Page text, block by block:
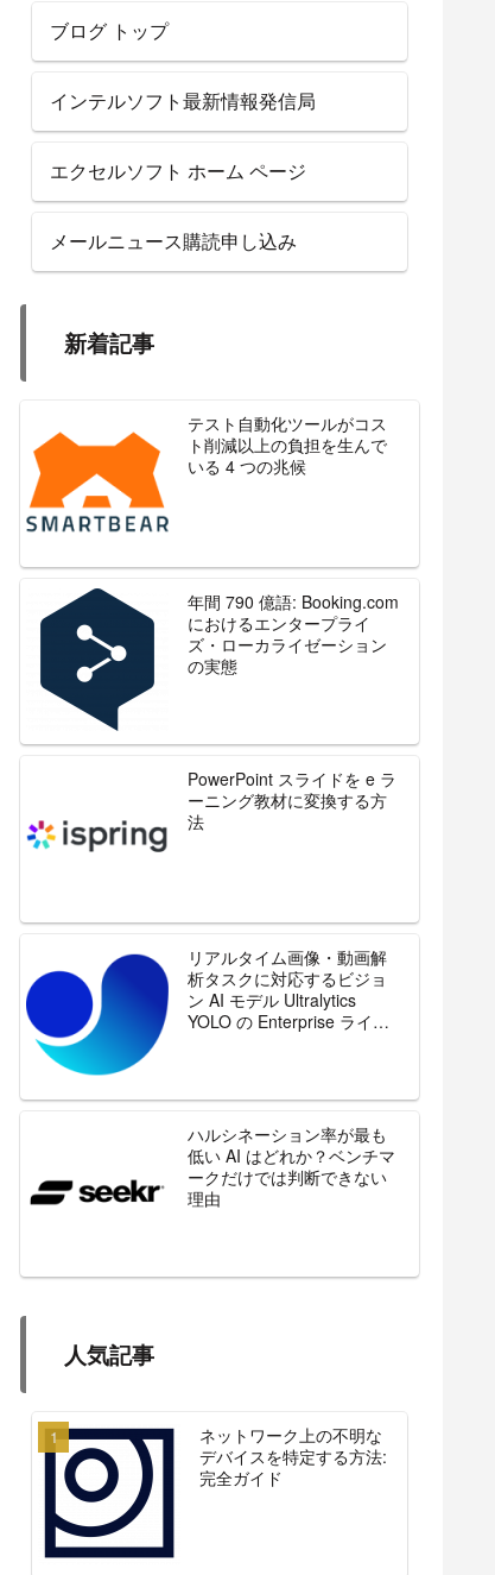
ブログ トップ
インテルソフト最新情報発信局
エクセルソフト ホーム ページ
メールニュース購読申し込み
新着記事
テスト自動化ツールがコス
ト削減以上の負担を生んで
いる 4 つの兆候
年間 790 億語: Booking.com
におけるエンタープライ
ズ・ローカライゼーション
の実態
PowerPoint スライドを e ラ
ーニング教材に変換する方
法
リアルタイム画像・動画解
析タスクに対応するビジョ
ン AI モデル Ultralytics
YOLO の Enterprise ライセ
ハルシネーション率が最も
低い AI はどれか？ベンチマ
ークだけでは判断できない
理由
人気記事
ネットワーク上の不明な
デバイスを特定する方法:
完全ガイド